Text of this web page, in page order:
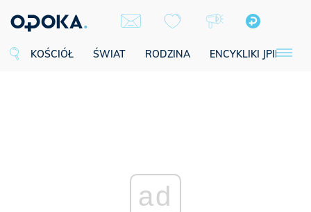
KOŚCIÓŁ ŚWIAT RODZINA ENCYKLIKI JPII
ad